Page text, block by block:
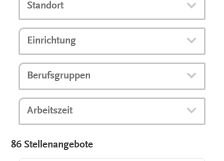
Standort
Einrichtung
Berufsgruppen
Arbeitszeit
86 Stellenangebote